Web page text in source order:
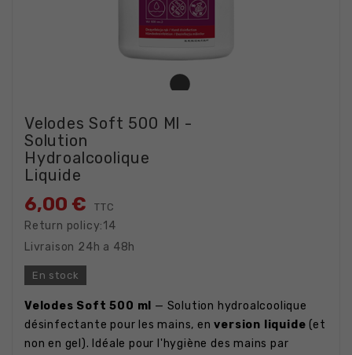
Velodes Soft 500 Ml -
Solution
Hydroalcoolique
Liquide
6,00 € TTC
Return policy:14
Livraison 24h a 48h
En stock
Velodes Soft 500 ml — Solution hydroalcoolique
désinfectante pour les mains, enversion liquide (et
non en gel). Idéale pour l'hygiène des mains par